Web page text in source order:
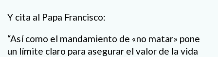
Y cita al Papa Francisco:
“Así como el mandamiento de «no matar» pone
un límite claro para asegurar el valor de la vida